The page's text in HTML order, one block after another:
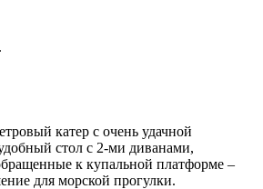
катер с очень удачной
стол с 2-ми диванами,
к купальной платформе –
для морской прогулки.